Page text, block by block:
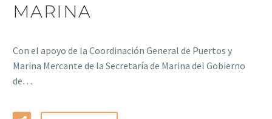
MARINA
Con el apoyo de la Coordinación General de Puertos y
Marina Mercante de la Secretaría de Marina del Gobierno
de…